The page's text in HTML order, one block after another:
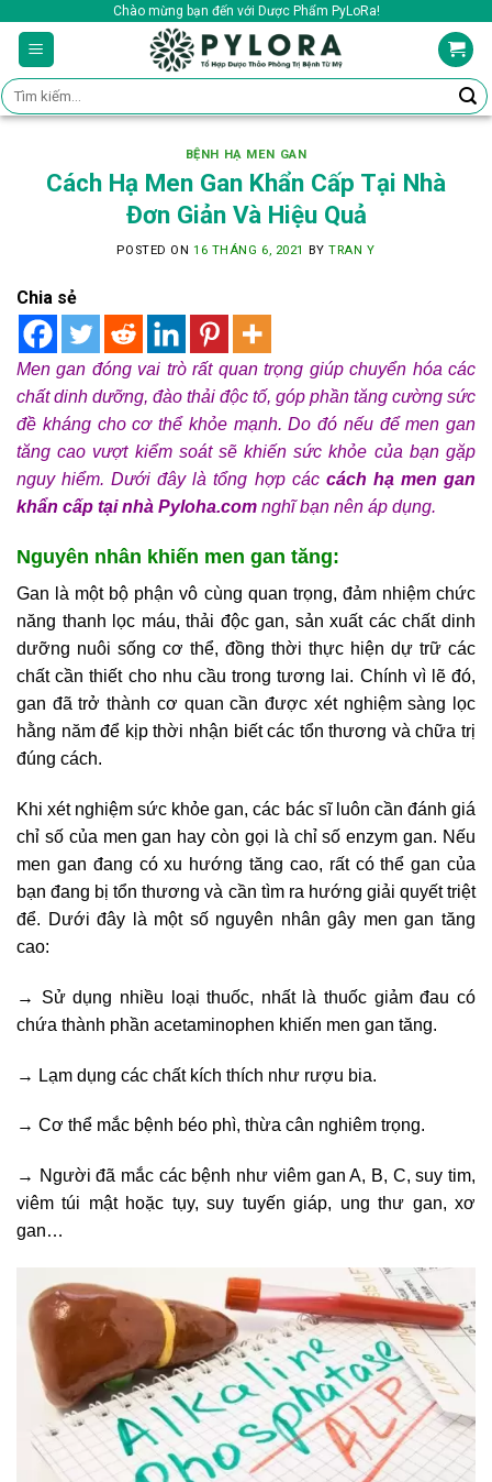
content
Chào mừng bạn đến với Dược Phẩm PyLoRa!
Tìm
kiếm:
BỆNH HẠ MEN GAN
Cách Hạ Men Gan Khẩn Cấp Tại Nhà
Đơn Giản Và Hiệu Quả
POSTED ON 16 THÁNG 6, 2021 BYTRAN Y
Chia sẻ
Men gan đóng vai trò rất quan trọng giúp chuyển hóa các
chất dinh dưỡng, đào thải độc tố, góp phần tăng cường sức
đề kháng cho cơ thể khỏe mạnh. Do đó nếu để men gan
tăng cao vượt kiểm soát sẽ khiến sức khỏe của bạn gặp
nguy hiểm. Dưới đây là tổng hợp các cách hạ men gan
khẩn cấp tại nhà Pyloha.com nghĩ bạn nên áp dụng.
Nguyên nhân khiến men gan tăng:
Gan là một bộ phận vô cùng quan trọng, đảm nhiệm chức
năng thanh lọc máu, thải độc gan, sản xuất các chất dinh
dưỡng nuôi sống cơ thể, đồng thời thực hiện dự trữ các
chất cần thiết cho nhu cầu trong tương lai. Chính vì lẽ đó,
gan đã trở thành cơ quan cần được xét nghiệm sàng lọc
hằng năm để kịp thời nhận biết các tổn thương và chữa trị
đúng cách.
Khi xét nghiệm sức khỏe gan, các bác sĩ luôn cần đánh giá
chỉ số của men gan hay còn gọi là chỉ số enzym gan. Nếu
men gan đang có xu hướng tăng cao, rất có thể gan của
bạn đang bị tổn thương và cần tìm ra hướng giải quyết triệt
để. Dưới đây là một số nguyên nhân gây men gan tăng
cao:
→ Sử dụng nhiều loại thuốc, nhất là thuốc giảm đau có
chứa thành phần acetaminophen khiến men gan tăng.
→ Lạm dụng các chất kích thích như rượu bia.
→ Cơ thể mắc bệnh béo phì, thừa cân nghiêm trọng.
→ Người đã mắc các bệnh như viêm gan A, B, C, suy tim,
viêm túi mật hoặc tụy, suy tuyến giáp, ung thư gan, xơ
gan…